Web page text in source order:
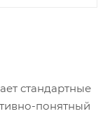
стандартные
понятный